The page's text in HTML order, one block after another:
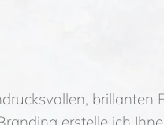
brillanten